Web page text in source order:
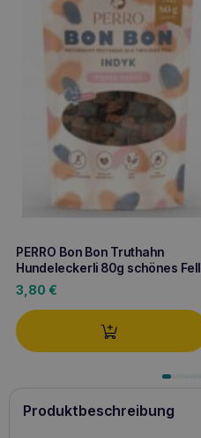
PERRO Bon Bon Truthahn
Hundeleckerli 80g schönes Fell
3,80 €
Produktbeschreibung